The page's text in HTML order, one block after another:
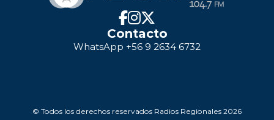
Contacto
WhatsApp +56 9 2634 6732
© Todos los derechos reservados Radios Regionales 2026